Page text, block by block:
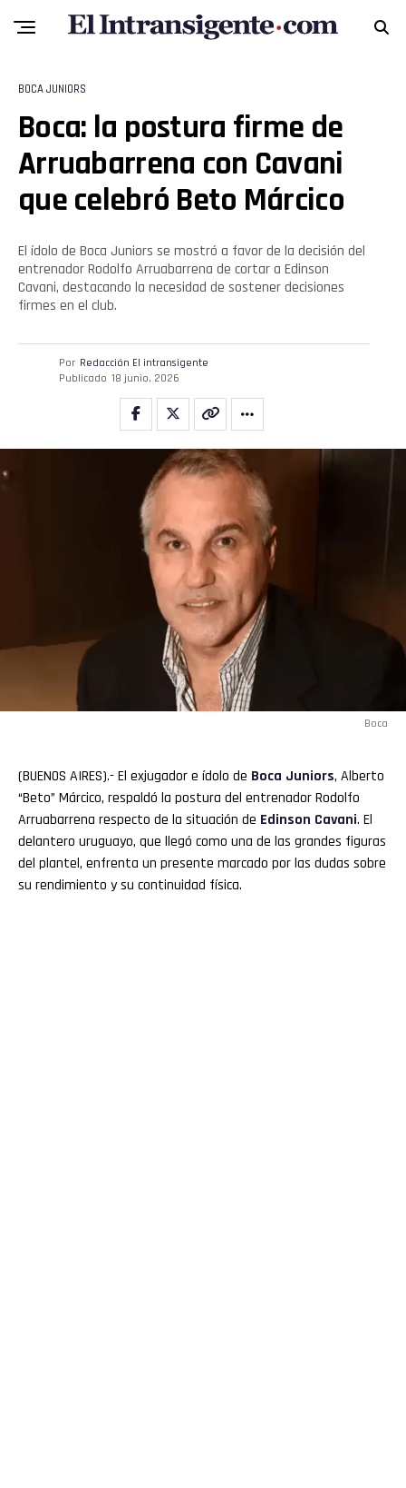
BOCA JUNIORS
Boca: la postura firme de
Arruabarrena con Cavani
que celebró Beto Márcico
El ídolo de Boca Juniors se mostró a favor de la decisión del
entrenador Rodolfo Arruabarrena de cortar a Edinson
Cavani, destacando la necesidad de sostener decisiones
firmes en el club.
Por Redacción El intransigente
Publicado 18 junio, 2026
Boca
(BUENOS AIRES).- El exjugador e ídolo de Boca Juniors, Alberto
“Beto” Márcico, respaldó la postura del entrenador Rodolfo
Arruabarrena respecto de la situación de Edinson Cavani. El
delantero uruguayo, que llegó como una de las grandes figuras
del plantel, enfrenta un presente marcado por las dudas sobre
su rendimiento y su continuidad física.
Whatsapp
Email